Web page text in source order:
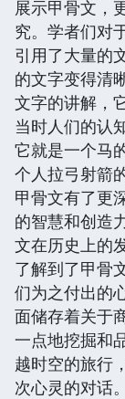
展示甲骨文，
究。学者们对
引用了大量的
的文字变得清
文字的讲解，
当时人们的认
它就是一个马
个人拉弓射箭
甲骨文有了更
的智慧和创造
文在历史上的
了解到了甲骨
们为之付出的
面储存着关于
一点地挖掘和
越时空的旅行
次心灵的对话。